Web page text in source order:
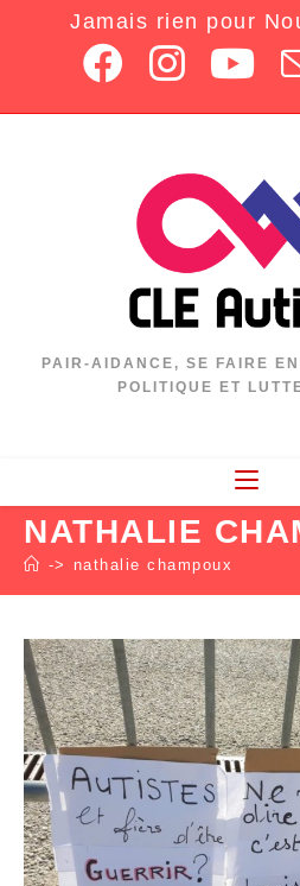
Jamais rien pour
PAIR-AIDANCE, SE FAIRE
POLITIQUE ET
NATHALIE
-> nathalie champoux